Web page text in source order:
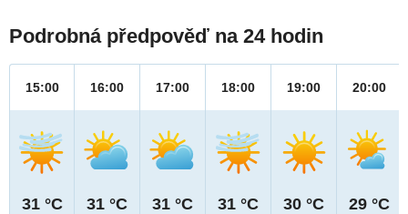
Podrobná předpověď na 24 hodin
15:00
31 °C
16:00
31 °C
17:00
31 °C
18:00
31 °C
19:00
30 °C
20:00
29 °C